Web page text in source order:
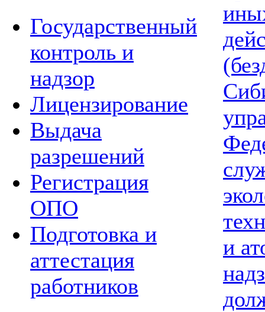
Государственный
контроль и
надзор
Лицензирование
Выдача
разрешений
Регистрация
ОПО
Подготовка и
аттестация
работников
и